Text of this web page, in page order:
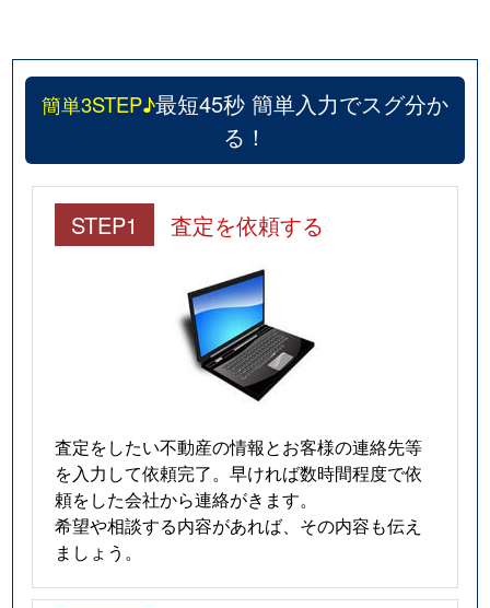
簡単3STEP♪最短45秒 簡単入力でスグ分か
る！
STEP1 査定を依頼する
査定をしたい不動産の情報とお客様の連絡先等
を入力して依頼完了。早ければ数時間程度で依
頼をした会社から連絡がきます。
希望や相談する内容があれば、その内容も伝え
ましょう。